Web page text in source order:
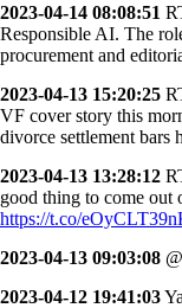
2023-04-14 08:08:51
Responsible AI. The
procurement and
2023-04-13 15:20:25
VF cover story this
divorce settlement bars
2023-04-13 13:28:12
good thing to come out
https://t.co/
2023-04-13 09:03:08
2023-04-12 19:41:03